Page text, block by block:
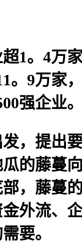
4万家
。9万家
强企业。
提出
的藤蔓
，藤蔓
外流、
要。